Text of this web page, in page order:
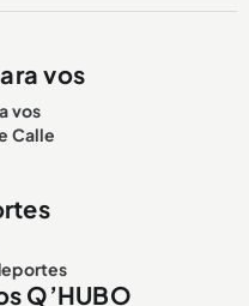
vos
vos
Calle
Q’HUBO